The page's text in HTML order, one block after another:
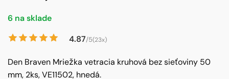
6 na sklade
4.87/5(23x)
Den Braven Mriežka vetracia kruhová bez sieťoviny 50
mm, 2ks, VE11502, hnedá.